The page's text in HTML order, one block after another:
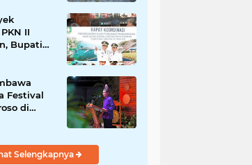
II
Bupati
Budaya
Festival
di
Selengkapnya